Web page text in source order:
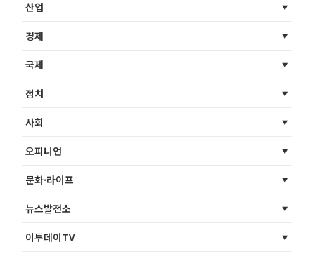
산업
경제
국제
정치
사회
오피니언
문화·라이프
뉴스발전소
이투데이TV